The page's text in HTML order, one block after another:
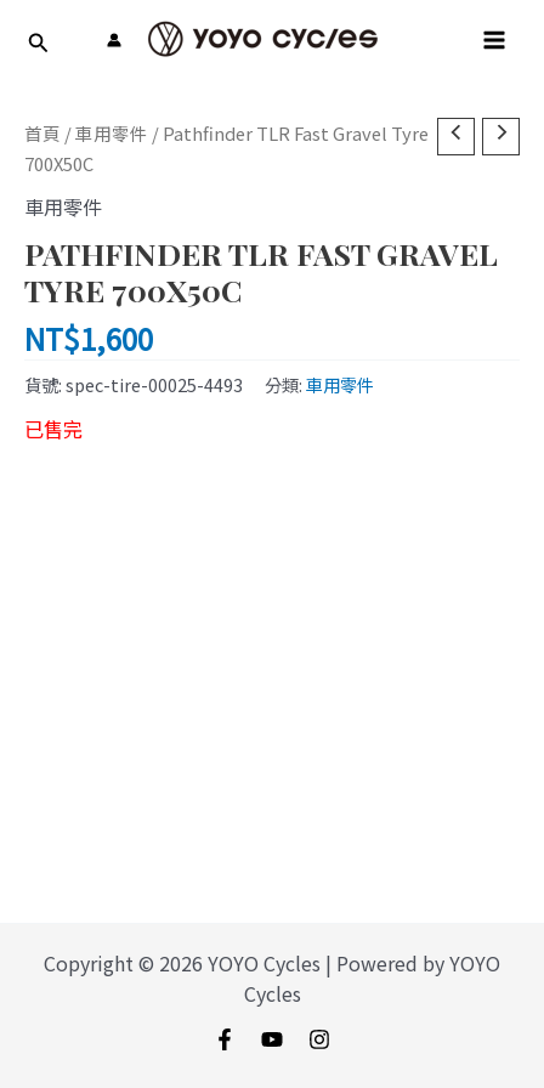
首頁 /車用零件 / Pathfinder TLR Fast Gravel Tyre
700X50C
車用零件
PATHFINDER TLR FAST GRAVEL
TYRE 700X50C
NT$1,600
貨號:spec-tire-00025-4493 分類:車用零件
已售完
Copyright © 2026 YOYO Cycles | Powered by YOYO
Cycles